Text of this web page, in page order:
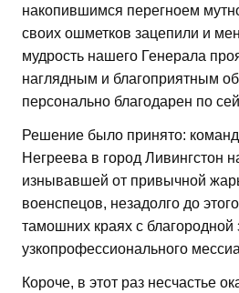
накопившимся перегноем
своих ошметков зацепили и
мудрость нашего Генерала
наглядным и благоприятным
персонально благодарен по
Решение было принято:
Негреева в город Ливингстон
изнывавшей от привычной
военспецов, незадолго до
тамошних краях с благородной
узкопрофессионального
Короче, в этот раз несчастье